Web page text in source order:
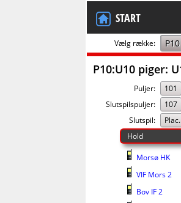
START
Vælg række: P10
P10:U10 piger:
Puljer: 101
Slutspilspuljer:
107
Slutspil:
Hold
Morsø HK
VIF Mors 2
Bov IF 2